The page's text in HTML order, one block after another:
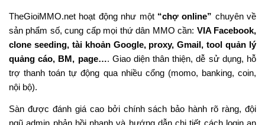
TheGioiMMO.net hoạt động như một “chợ online” chuyên về
sản phẩm số, cung cấp mọi thứ dân MMO cần: VIA Facebook,
clone seeding, tài khoản Google, proxy, Gmail, tool quản lý
quảng cáo, BM, page…. Giao diện thân thiện, dễ sử dụng, hỗ
trợ thanh toán tự động qua nhiều cổng (momo, banking, coin,
nội bộ).
Sàn được đánh giá cao bởi chính sách bảo hành rõ ràng, đội
ngũ admin phản hồi nhanh và hướng dẫn chi tiết cách login an